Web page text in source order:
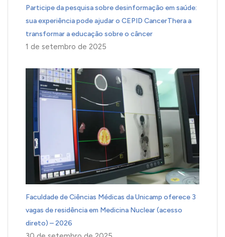
Participe da pesquisa sobre desinformação em saúde:
sua experiência pode ajudar o CEPID CancerThera a
transformar a educação sobre o câncer
1 de setembro de 2025
Faculdade de Ciências Médicas da Unicamp oferece 3
vagas de residência em Medicina Nuclear (acesso
direto) – 2026